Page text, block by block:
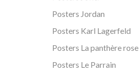
Posters Jordan
Posters Karl Lagerfeld
Posters La panthère rose
Posters Le Parrain